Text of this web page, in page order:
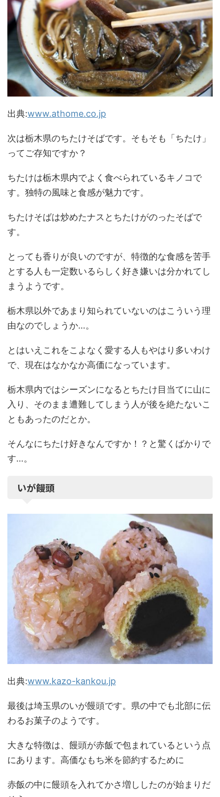
出典:www.athome.co.jp
次は栃木県のちたけそばです。そもそも「ちたけ」
ってご存知ですか？
ちたけは栃木県内でよく食べられているキノコで
す。独特の風味と食感が魅力です。
ちたけそばは炒めたナスとちたけがのったそばで
す。
とっても香りが良いのですが、特徴的な食感を苦手
とする人も一定数いるらしく好き嫌いは分かれてし
まうようです。
栃木県以外であまり知られていないのはこういう理
由なのでしょうか…。
とはいえこれをこよなく愛する人もやはり多いわけ
で、現在はなかなか高価になっています。
栃木県内ではシーズンになるとちたけ目当てに山に
入り、そのまま遭難してしまう人が後を絶たないこ
ともあったのだとか。
そんなにちたけ好きなんですか！？と驚くばかりで
す…。
いが饅頭
出典:www.kazo-kankou.jp
最後は埼玉県のいが饅頭です。県の中でも北部に伝
わるお菓子のようです。
大きな特徴は、饅頭が赤飯で包まれているという点
にあります。高価なもち米を節約するために
赤飯の中に饅頭を入れてかさ増ししたのが始まりだ